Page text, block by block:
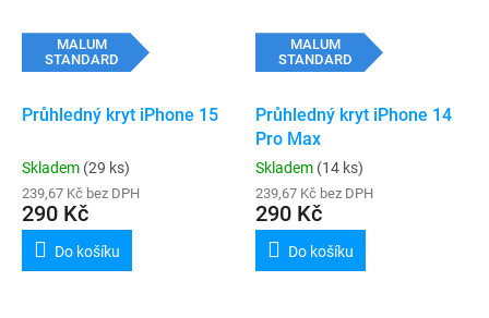
MALUM
STANDARD
Průhledný kryt iPhone 15
Skladem (29 ks)
239,67 Kč bez DPH
290 Kč
Do košíku
MALUM
STANDARD
Průhledný kryt iPhone 14
Pro Max
Skladem (14 ks)
239,67 Kč bez DPH
290 Kč
Do košíku